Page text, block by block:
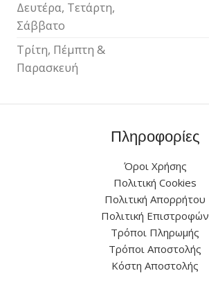
Δευτέρα, Τετάρτη,
Σάββατο
Τρίτη, Πέμπτη &
Παρασκευή
Πληροφορίες
Όροι Χρήσης
Πολιτική Cookies
Πολιτική Απορρήτου
Πολιτική Επιστροφών
Τρόποι Πληρωμής
Τρόποι Αποστολής
Κόστη Αποστολής